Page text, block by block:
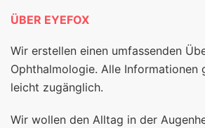
ÜBER EYEFOX
Wir erstellen einen umfassenden
Ophthalmologie. Alle Informationen
leicht zugänglich.
Wir wollen den Alltag in der